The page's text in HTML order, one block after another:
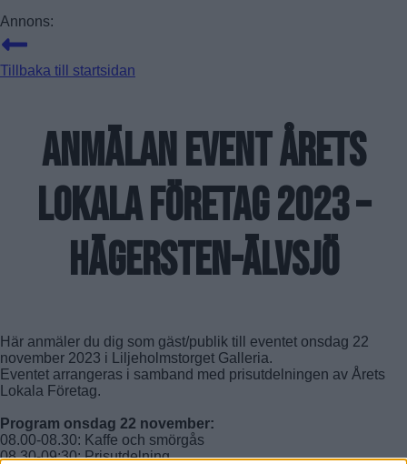
FARSTA STRAND
LARSBODA
SKÖNDAL
SVEDMYRA (DEL AV)
Annons:
Tillbaka till startsidan
anmälan EVENT åretS
lokala företag 2023 –
Hägersten-Älvsjö
Här anmäler du dig som gäst/publik till eventet onsdag 22
november 2023 i Liljeholmstorget Galleria.
Eventet arrangeras i samband med prisutdelningen av Årets
Lokala Företag.
Program onsdag 22 november:
08.00-08.30: Kaffe och smörgås
08.30-09:30: Prisutdelning